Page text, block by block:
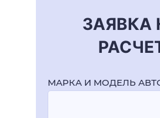
ЗАЯВКА
МАРКА И МОДЕЛЬ